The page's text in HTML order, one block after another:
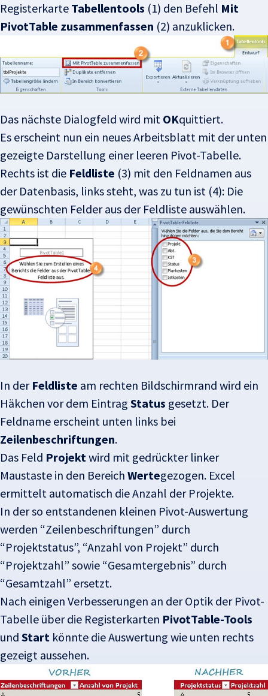
Registerkarte Tabellentools (1) den Befehl Mit
PivotTable zusammenfassen (2) anzuklicken.
Das nächste Dialogfeld wird mit OKquittiert.
Es erscheint nun ein neues Arbeitsblatt mit der unten
gezeigte Darstellung einer leeren Pivot-Tabelle.
Rechts ist die Feldliste (3) mit den Feldnamen aus
der Datenbasis, links steht, was zu tun ist (4): Die
gewünschten Felder aus der Feldliste auswählen.
In der Feldliste am rechten Bildschirmrand wird ein
Häkchen vor dem Eintrag Status gesetzt. Der
Feldname erscheint unten links bei
Zeilenbeschriftungen.
Das Feld Projektwird mit gedrückter linker
Maustaste in den Bereich Wertegezogen. Excel
ermittelt automatisch die Anzahl der Projekte.
In der so entstandenen kleinen Pivot-Auswertung
werden “Zeilenbeschriftungen” durch
“Projektstatus”, “Anzahl von Projekt” durch
“Projektzahl” sowie “Gesamtergebnis” durch
“Gesamtzahl” ersetzt.
Nach einigen Verbesserungen an der Optik der Pivot-
Tabelle über die Registerkarten PivotTable-Tools
und Start könnte die Auswertung wie unten rechts
gezeigt aussehen.